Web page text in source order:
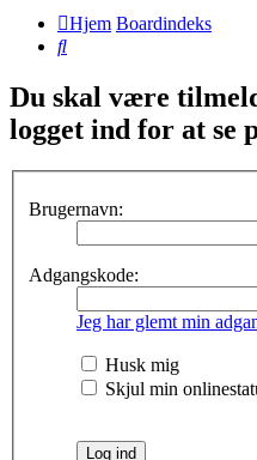
Hjem Boardindeks
Søg
Du skal være
logget ind for at se
Brugernavn:
Adgangskode:
Jeg har glemt min
Husk mig
Skjul min